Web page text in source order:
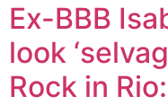
Ex-BBB
look
Rock in